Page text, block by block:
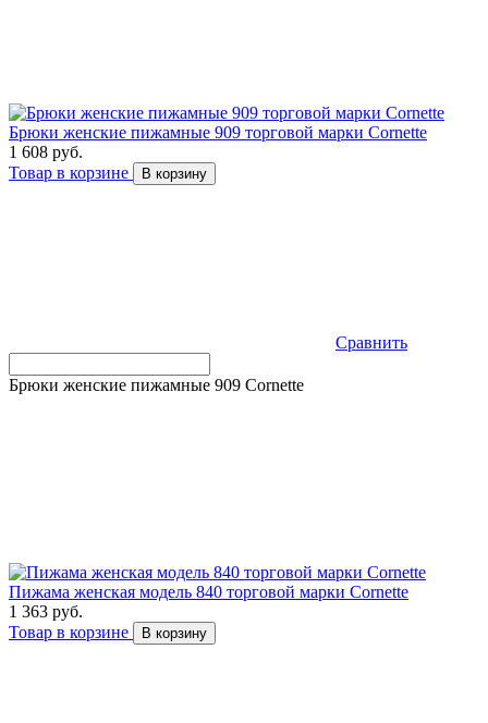
Брюки женские пижамные 909 торговой марки Cornette
1 608 руб.
Товар в корзине
В корзину
Сравнить
Брюки женские пижамные 909 Cornette
Пижама женская модель 840 торговой марки Cornette
1 363 руб.
Товар в корзине
В корзину